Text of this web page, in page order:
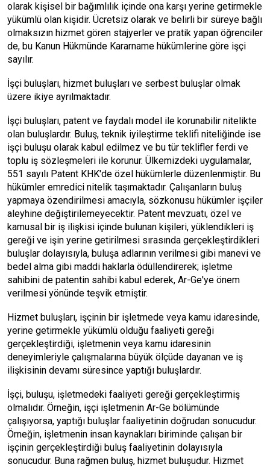
olarak kişisel bir bağımlılık içinde ona karşı yerine getirmekle
yükümlü olan kişidir. Ücretsiz olarak ve belirli bir süreye bağlı
olmaksızın hizmet gören stajyerler ve pratik yapan öğrenciler
de, bu Kanun Hükmünde Kararname hükümlerine göre işçi
sayılır.
İşçi buluşları, hizmet buluşları ve serbest buluşlar olmak
üzere ikiye ayrılmaktadır.
İşçi buluşları, patent ve faydalı model ile korunabilir nitelikte
olan buluşlardır. Buluş, teknik iyileştirme teklifi niteliğinde ise
işçi buluşu olarak kabul edilmez ve bu tür teklifler ferdi ve
toplu iş sözleşmeleri ile korunur. Ülkemizdeki uygulamalar,
551 sayılı Patent KHK'de özel hükümlerle düzenlenmiştir. Bu
hükümler emredici nitelik taşımaktadır. Çalışanların buluş
yapmaya özendirilmesi amacıyla, sözkonusu hükümler işçiler
aleyhine değiştirilemeyecektir. Patent mevzuatı, özel ve
kamusal bir iş ilişkisi içinde bulunan kişileri, yüklendikleri iş
gereği ve işin yerine getirilmesi sırasında gerçekleştirdikleri
buluşlar dolayısıyla, buluşa adlarının verilmesi gibi manevi ve
bedel alma gibi maddi haklarla ödüllendirerek; işletme
sahibini de patentin sahibi kabul ederek, Ar-Ge'ye önem
verilmesi yönünde teşvik etmiştir.
Hizmet buluşları, işçinin bir işletmede veya kamu idaresinde,
yerine getirmekle yükümlü olduğu faaliyeti gereği
gerçekleştirdiği, işletmenin veya kamu idaresinin
deneyimleriyle çalışmalarına büyük ölçüde dayanan ve iş
ilişkisinin devamı süresince yaptığı buluşlardır.
İşçi, buluşu, işletmedeki faaliyeti gereği gerçekleştirmiş
olmalıdır. Örneğin, işçi işletmenin Ar-Ge bölümünde
çalışıyorsa, yaptığı buluşlar faaliyetinin doğrudan sonucudur.
Örneğin, işletmenin insan kaynakları biriminde çalışan bir
işçinin gerçekleştirdiği buluş faaliyetinin dolayısıyla
sonucudur. Buna rağmen buluş, hizmet buluşudur. Hizmet